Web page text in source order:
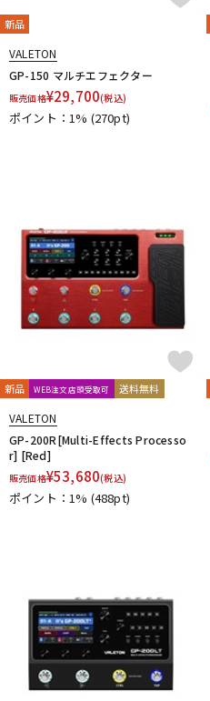
アンプ
配信/ライブ機器
中古
新品
VALETON
GP-150 マルチエフェクター
販売価格¥29,700(税込)
ポイント：1% (270pt)
新品 WEB注文店頭受取可 送料無料
VALETON
GP-200R[Multi-Effects Processo
r] [Red]
販売価格¥53,680(税込)
ポイント：1% (488pt)